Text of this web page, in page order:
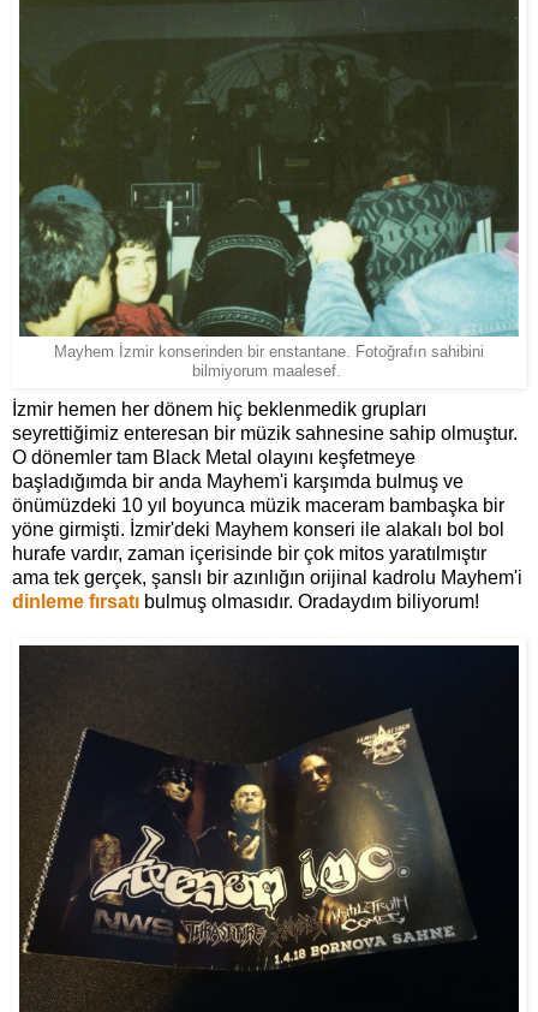
Mayhem İzmir konserinden bir enstantane. Fotoğrafın sahibini
bilmiyorum maalesef.
İzmir hemen her dönem hiç beklenmedik grupları
seyrettiğimiz enteresan bir müzik sahnesine sahip olmuştur.
O dönemler tam Black Metal olayını keşfetmeye
başladığımda bir anda Mayhem'i karşımda bulmuş ve
önümüzdeki 10 yıl boyunca müzik maceram bambaşka bir
yöne girmişti. İzmir'deki Mayhem konseri ile alakalı bol bol
hurafe vardır, zaman içerisinde bir çok mitos yaratılmıştır
ama tek gerçek, şanslı bir azınlığın orijinal kadrolu Mayhem'i
dinleme fırsatı bulmuş olmasıdır. Oradaydım biliyorum!